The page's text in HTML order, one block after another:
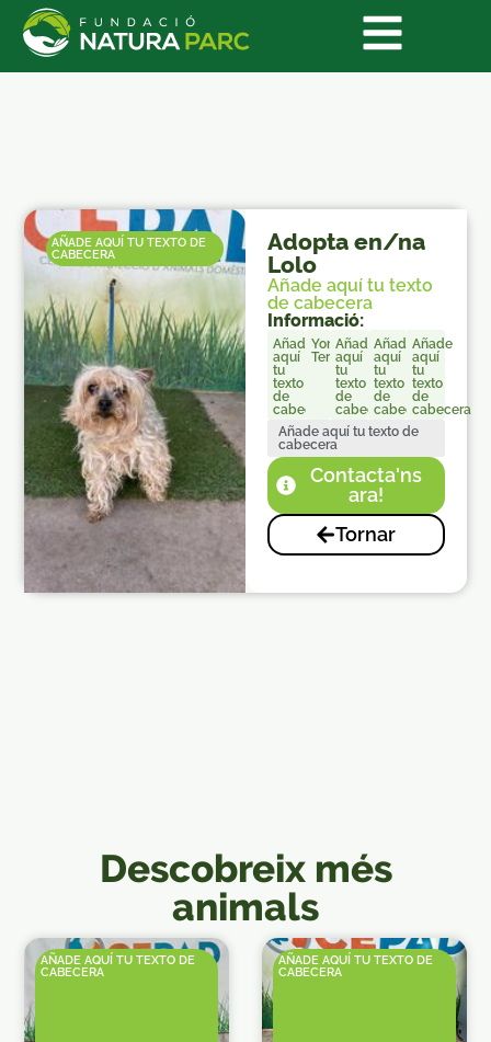
AÑADE AQUÍ TU TEXTO DE
CABECERA
Adopta en/na
Lolo
Añade aquí tu texto
de cabecera
Informació:
Añade
aquí
tu
texto
de
cabecera
Yorkshire
Terrier
Añade
aquí
tu
texto
de
cabecera
Añade
aquí
tu
texto
de
cabecera
Añade
aquí
tu
texto
de
cabecera
Añade aquí tu texto de
cabecera
Contacta'ns
ara!
Tornar
Descobreix més
animals
AÑADE AQUÍ TU TEXTO DE
CABECERA
AÑADE AQUÍ TU TEXTO DE
CABECERA